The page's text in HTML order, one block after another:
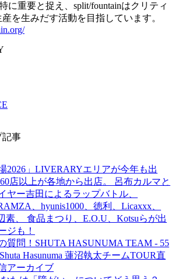
に重要と捉え、split/fountainはクリティ
を生みだす活動を目指しています。
記事
2026」LIVERARYエリアが今年も出
店以上が各地から出店。 呂布カルマと
ヤー吉田によるラップバトル、
、hyunis1000、徳利、Licaxxx、
素、 食品まつり、E.O.U、Kotsuらが出
ジも！
質問！SHUTA HASUNUMA TEAM - 55
Hasunuma 蓮沼執太チームTOUR直
アーカイブ